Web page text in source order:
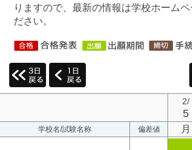
りますので、最新の情報は学校ホームペ
ださい。
2/
5
学校名/試験名称 偏差値 月